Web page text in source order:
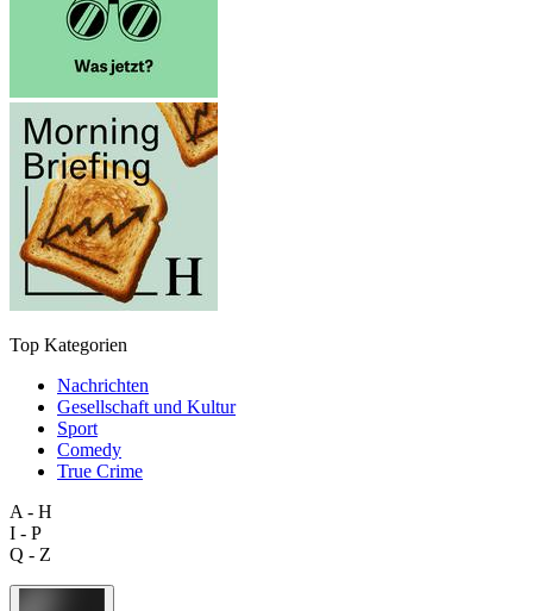
Top Kategorien
Nachrichten
Gesellschaft und Kultur
Sport
Comedy
True Crime
A - H
I - P
Q - Z